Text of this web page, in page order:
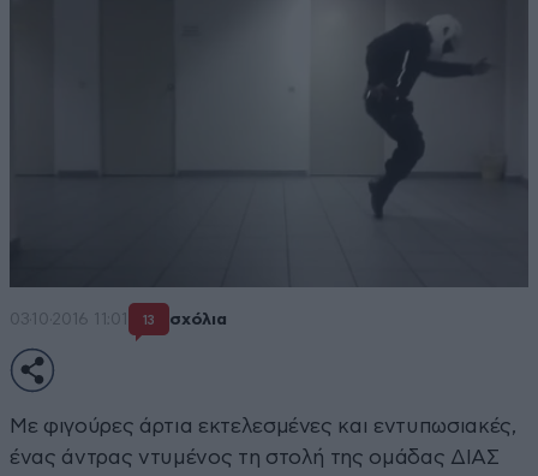
03·10·2016 11:01 13 σχόλια
Με φιγούρες άρτια εκτελεσμένες και εντυπωσιακές,
ένας άντρας ντυμένος τη στολή της ομάδας ΔΙΑΣ